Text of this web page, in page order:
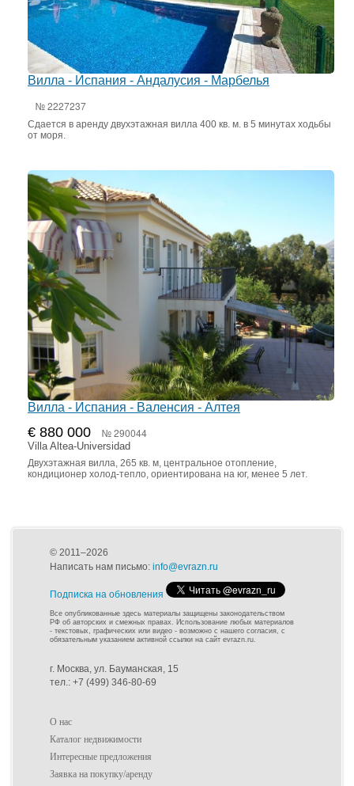
Вилла - Испания - Андалусия - Марбелья
№ 2227237
Сдается в аренду двухэтажная вилла 400 кв. м. в 5 минутах ходьбы
от моря.
Вилла - Испания - Валенсия - Алтея
€ 880 000 № 290044
Villa Altea-Universidad
Двухэтажная вилла, 265 кв. м, центральное отопление,
кондиционер холод-тепло, ориентирована на юг, менее 5 лет.
© 2011–2026
Написать нам письмо: info@evrazn.ru
Подписка на обновления
Все опубликованные здесь материалы защищены законодательством
РФ об авторских и смежных правах. Использование любых материалов
- текстовых, графических или видео - возможно с нашего согласия, с
обязательным указанием активной ссылки на сайт evrazn.ru.
г. Москва, ул. Бауманская, 15
тел.: +7 (499) 346-80-69
О нас
Каталог недвижимости
Интересные предложения
Заявка на покупку/аренду